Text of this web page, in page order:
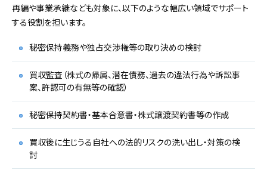
再編や事業承継なども対象に、以下のような幅広い領域でサポート
する役割を担います。
秘密保持義務や独占交渉権等の取り決めの検討
買収監査（株式の帰属、潜在債務、過去の違法行為や訴訟事
案、許認可の有無等の確認）
秘密保持契約書・基本合意書・株式譲渡契約書等の作成
買収後に生じうる自社への法的リスクの洗い出し・対策の検
討